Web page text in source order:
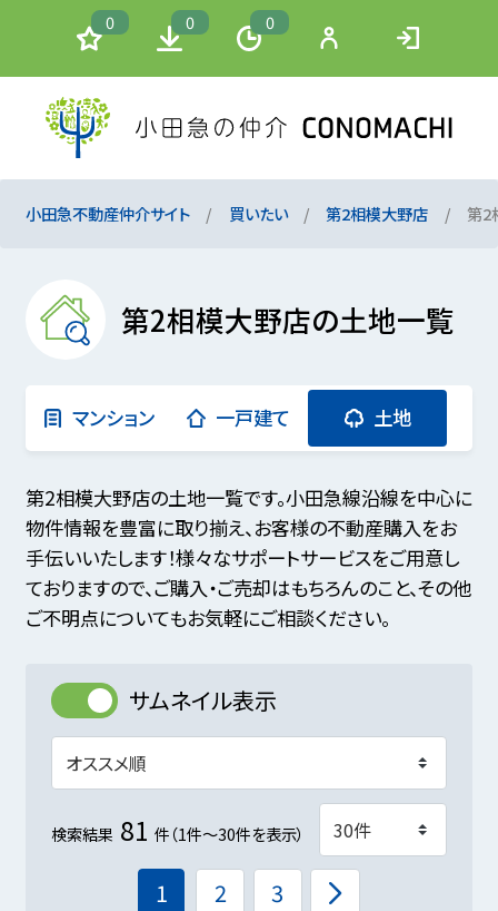
0 0 0
小田急不動産仲介サイト 買いたい 第2相模大野店 第2
第2相模大野店の土地一覧
マンション 一戸建て 土地
第2相模大野店の土地一覧です。小田急線沿線を中心に
物件情報を豊富に取り揃え、お客様の不動産購入をお
手伝いいたします！様々なサポートサービスをご用意し
ておりますので、ご購入・ご売却はもちろんのこと、その他
ご不明点についてもお気軽にご相談ください。
サムネイル表示
検索結果 81 件（1件～30件を表示）
1 2 3